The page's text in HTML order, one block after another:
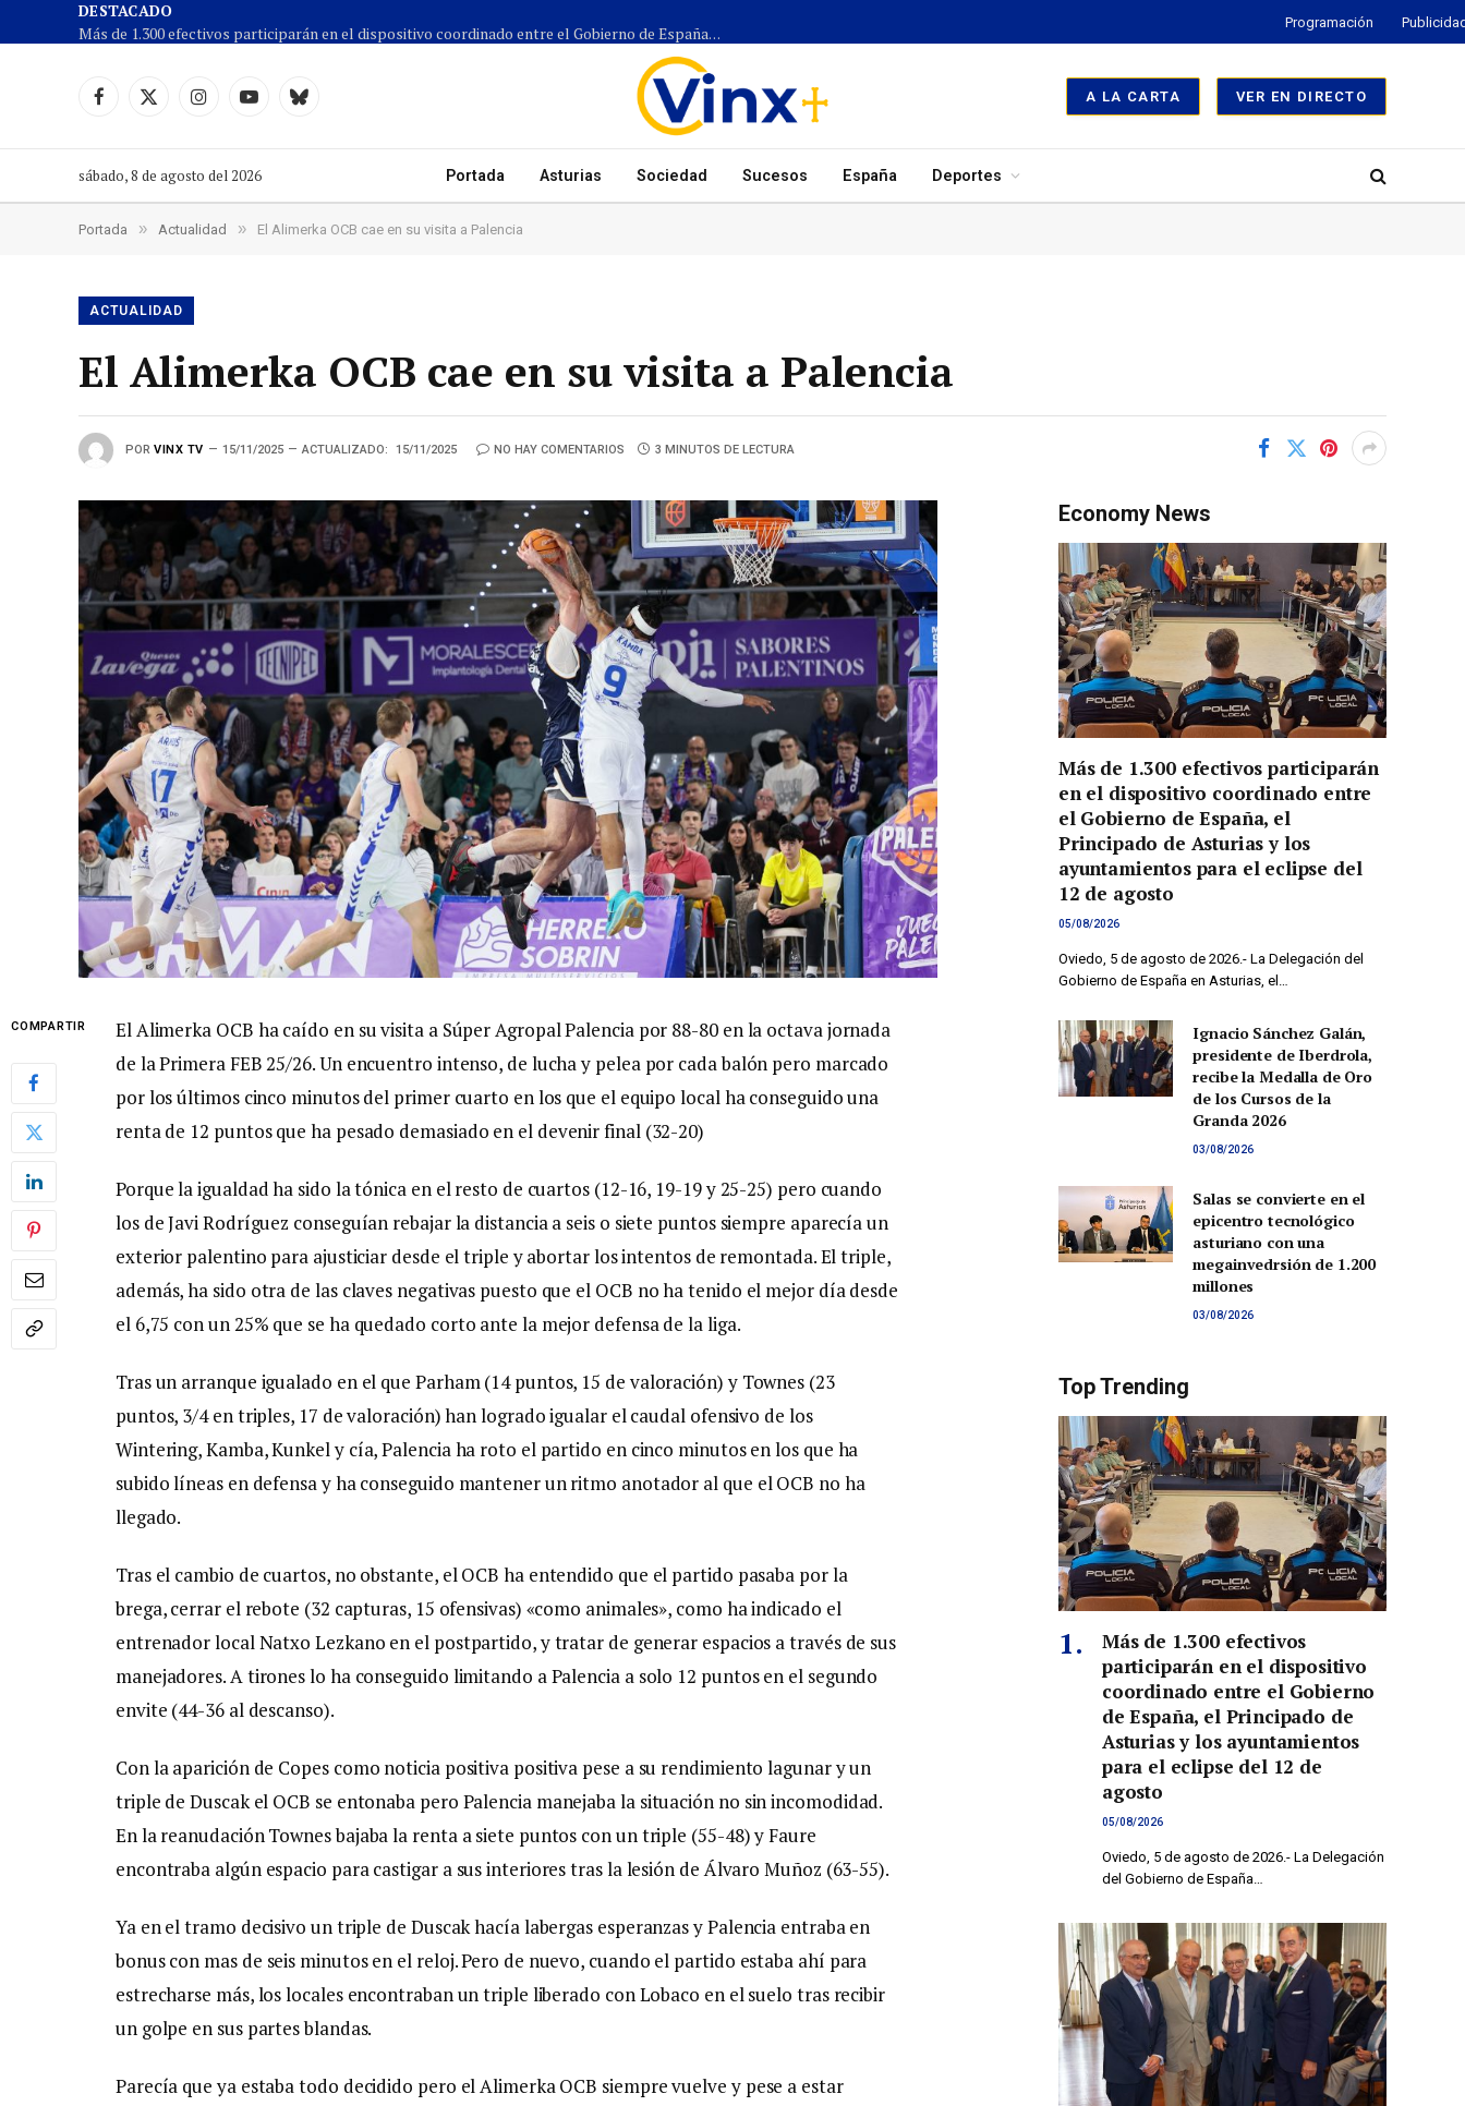
DESTACADO
Más de 1.300 efectivos participarán en el dispositivo coordinado entre el Gobierno de España, el Principado de Asturias y los ayuntamientos para el eclipse del 12 de agosto
Programación
Facebook
X
InstagramYouTubeCielo
A LA CARTA VER EN DIRECTO
sábado, 8 de agosto del 2026 Portada Asturias Sociedad Sucesos España Deportes
Portada » Actualidad » El Alimerka OCB cae en su visita a Palencia
ACTUALIDAD
El Alimerka OCB cae en su visita a Palencia
POR VINX TV 15/11/2025 ACTUALIZADO: 15/11/2025 NO HAY COMENTARIOS 3 MINUTOS DE LECTURA
COMPARTIR
El Alimerka OCB ha caído en su visita a Súper Agropal Palencia por 88-80 en la octava jornada
de la Primera FEB 25/26. Un encuentro intenso, de lucha y pelea por cada balón pero marcado
por los últimos cinco minutos del primer cuarto en los que el equipo local ha conseguido una
renta de 12 puntos que ha pesado demasiado en el devenir final (32-20)
Porque la igualdad ha sido la tónica en el resto de cuartos (12-16, 19-19 y 25-25) pero cuando
los de Javi Rodríguez conseguían rebajar la distancia a seis o siete puntos siempre aparecía un
exterior palentino para ajusticiar desde el triple y abortar los intentos de remontada. El triple,
además, ha sido otra de las claves negativas puesto que el OCB no ha tenido el mejor día desde
el 6,75 con un 25% que se ha quedado corto ante la mejor defensa de la liga.
Tras un arranque igualado en el que Parham (14 puntos, 15 de valoración) y Townes (23
puntos, 3/4 en triples, 17 de valoración) han logrado igualar el caudal ofensivo de los
Wintering, Kamba, Kunkel y cía, Palencia ha roto el partido en cinco minutos en los que ha
subido líneas en defensa y ha conseguido mantener un ritmo anotador al que el OCB no ha
llegado.
Tras el cambio de cuartos, no obstante, el OCB ha entendido que el partido pasaba por la
brega, cerrar el rebote (32 capturas, 15 ofensivas) «como animales», como ha indicado el
entrenador local Natxo Lezkano en el postpartido, y tratar de generar espacios a través de sus
manejadores. A tirones lo ha conseguido limitando a Palencia a solo 12 puntos en el segundo
envite (44-36 al descanso).
Con la aparición de Copes como noticia positiva positiva pese a su rendimiento lagunar y un
triple de Duscak el OCB se entonaba pero Palencia manejaba la situación no sin incomodidad.
En la reanudación Townes bajaba la renta a siete puntos con un triple (55-48) y Faure
encontraba algún espacio para castigar a sus interiores tras la lesión de Álvaro Muñoz (63-55).
Ya en el tramo decisivo un triple de Duscak hacía labergas esperanzas y Palencia entraba en
bonus con mas de seis minutos en el reloj. Pero de nuevo, cuando el partido estaba ahí para
estrecharse más, los locales encontraban un triple liberado con Lobaco en el suelo tras recibir
un golpe en sus partes blandas.
Parecía que ya estaba todo decidido pero el Alimerka OCB siempre vuelve y pese a estar
Economy News
Más de 1.300 efectivos participarán
en el dispositivo coordinado entre
el Gobierno de España, el
Principado de Asturias y los
ayuntamientos para el eclipse del
12 de agosto
05/08/2026
Oviedo, 5 de agosto de 2026.- La Delegación del
Gobierno de España en Asturias, el…
Ignacio Sánchez Galán,
presidente de Iberdrola,
recibe la Medalla de Oro
de los Cursos de la
Granda 2026
03/08/2026
Salas se convierte en el
epicentro tecnológico
asturiano con una
megainvedrsión de 1.200
millones
03/08/2026
Top Trending
Más de 1.300 efectivos
participarán en el dispositivo
coordinado entre el Gobierno
de España, el Principado de
Asturias y los ayuntamientos
para el eclipse del 12 de
agosto
05/08/2026
Oviedo, 5 de agosto de 2026.- La Delegación
del Gobierno de España…